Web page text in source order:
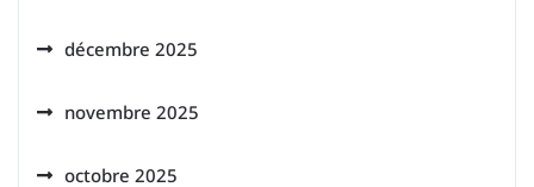
décembre 2025
novembre 2025
octobre 2025